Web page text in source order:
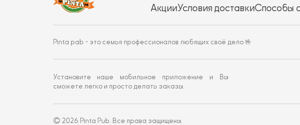
АкцииУсловия доставкиСпособы
Pinta pab - это семья профессионалов любящих своё дело 🤟
Установите наше мобильное приложение и Вы
сможете легко и просто делать заказы.
© 2026 Pinta Pub. Все права защищены.